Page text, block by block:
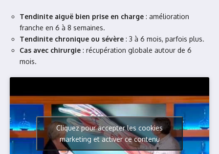
Tendinite aiguë bien prise en charge : amélioration
franche en 6 à 8 semaines.
Tendinite chronique ou sévère : 3 à 6 mois, parfois plus.
Cas avec chirurgie : récupération globale autour de 6
mois.
Cliquez pour accepter les cookies
marketing et activer ce contenu